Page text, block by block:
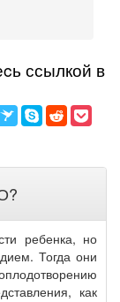
ссылкой в
ребенка, но
Тогда они
как